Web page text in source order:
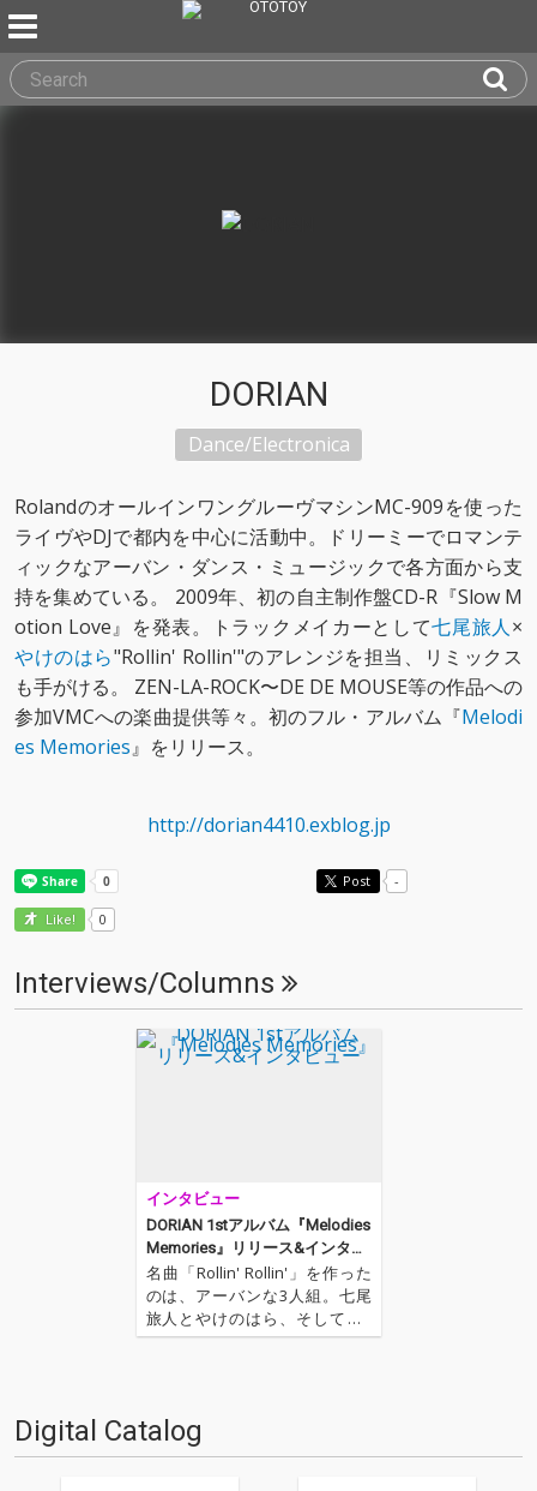
DORIAN
Dance/Electronica
RolandのオールインワングルーヴマシンMC-909を使った
ライヴやDJで都内を中心に活動中。ドリーミーでロマンテ
ィックなアーバン・ダンス・ミュージックで各方面から支
持を集めている。 2009年、初の自主制作盤CD-R『Slow M
otion Love』を発表。トラックメイカーとして七尾旅人×
やけのはら"Rollin' Rollin'"のアレンジを担当、リミックス
も手がける。 ZEN-LA-ROCK〜DE DE MOUSE等の作品への
参加VMCへの楽曲提供等々。初のフル・アルバム『Melodi
es Memories』をリリース。
http://dorian4410.exblog.jp
Post -
Like! 0
Interviews/Columns
インタビュー
DORIAN 1stアルバム『Melodies
Memories』リリース&インタビ
ュー
名曲「Rollin' Rollin'」を作った
のは、アーバンな3人組。七尾
旅人とやけのはら、そして第3
の男、DORIAN。七尾旅人やや
は、この男であったことが…
Digital Catalog